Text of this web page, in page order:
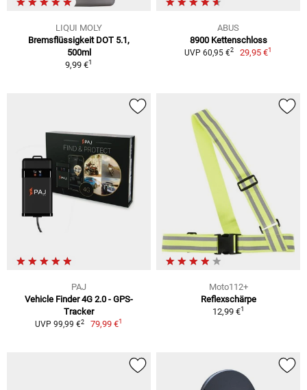
LIQUI MOLY
Bremsflüssigkeit DOT 5.1,
500ml
9,99 €1
ABUS
8900 Kettenschloss
UVP 60,95 €2 29,95 €1
PAJ
Vehicle Finder 4G 2.0 - GPS-
Tracker
UVP 99,99 €2 79,99 €1
Moto112+
Reflexschärpe
12,99 €1